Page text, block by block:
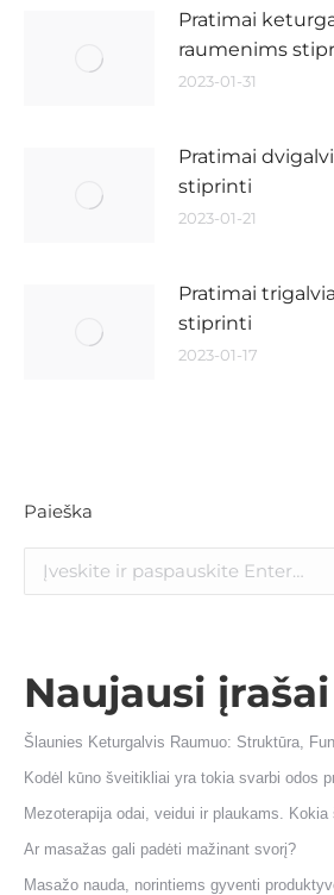
Pratimai
raumenims
2023-01-31
Pratimai
stiprinti
2023-01-21
Pratimai
stiprinti
2023-01-17
Paieška
Naujausi įrašai
Šlaunies Keturgalvis Raumuo: Struktūra,
Kodėl kūno šveitikliai yra tokia svarbi odos
Mezoterapija odai, veidui ir plaukams. Kokia
Ar masažas gali padėti mažinant svorį?
Masažo nauda, norintiems gyventi